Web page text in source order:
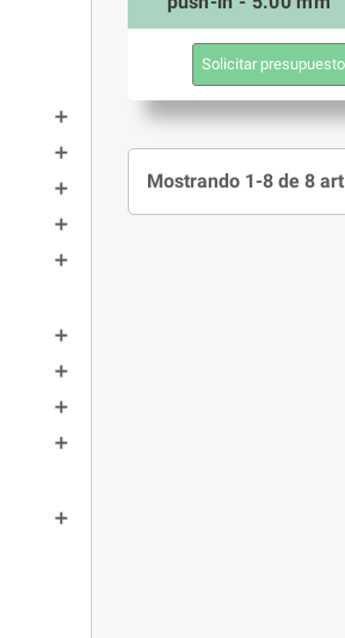










Solicitar presupuesto
Mostrando 1-8 de 8